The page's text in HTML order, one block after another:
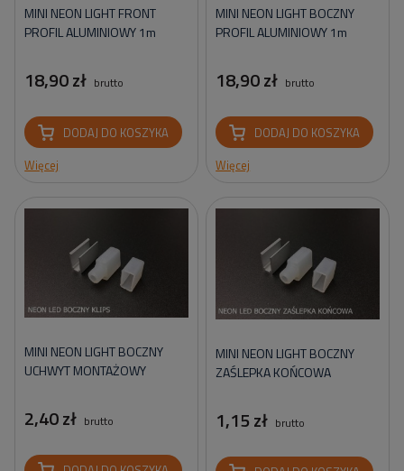
MINI NEON LIGHT FRONT
PROFIL ALUMINIOWY 1m
18,90 zł brutto
DODAJ DO KOSZYKA
Więcej
MINI NEON LIGHT BOCZNY
PROFIL ALUMINIOWY 1m
18,90 zł brutto
DODAJ DO KOSZYKA
Więcej
MINI NEON LIGHT BOCZNY
UCHWYT MONTAŻOWY
2,40 zł brutto
MINI NEON LIGHT BOCZNY
ZAŚLEPKA KOŃCOWA
1,15 zł brutto